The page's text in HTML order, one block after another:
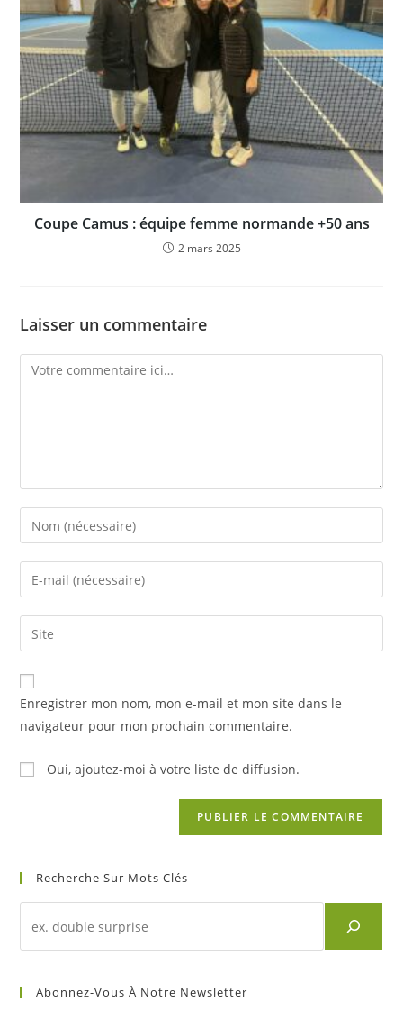
Coupe Camus : équipe femme normande +50 ans
2 mars 2025
Laisser un commentaire
Comment
Enter
your
name
comment
Enter
your
email
address
comment
Saisir
l’URL
de
votre
(facultatif)
Enregistrer mon nom, mon e-mail et mon site dans le
navigateur pour mon prochain commentaire.
Oui, ajoutez-moi à votre liste de diffusion.
Recherche Sur Mots Clés
d'un
mots
Abonnez-Vous À Notre Newsletter